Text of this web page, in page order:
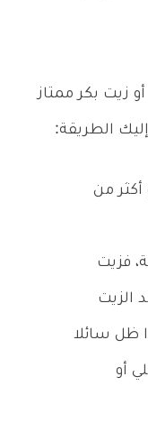
زيت بكر ممتاز
الطريقة:
من
لمدة 24 ساعة، فزيت
الزيت
ظل سائلا
أو